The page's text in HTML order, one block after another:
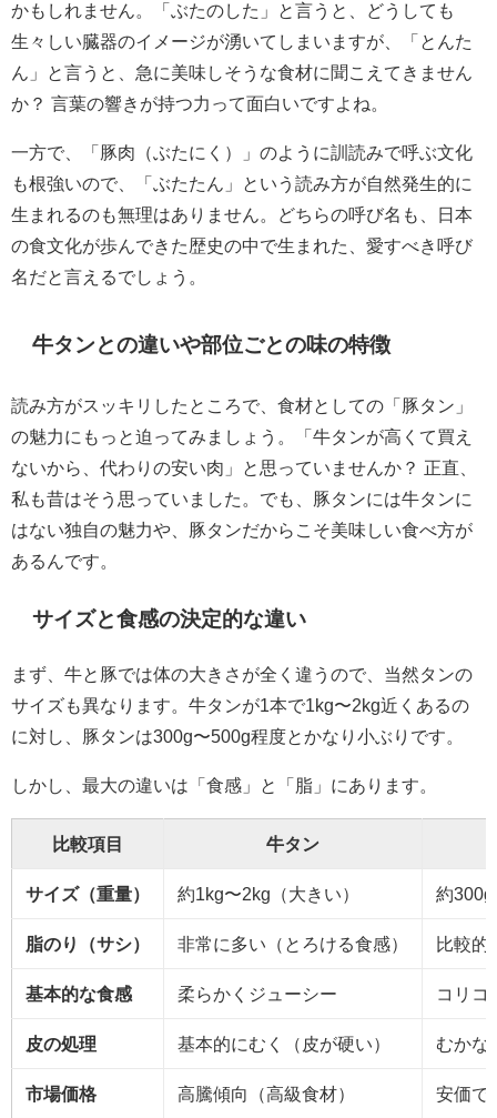
かもしれません。「ぶたのした」と言うと、どうしても
生々しい臓器のイメージが湧いてしまいますが、「とんた
ん」と言うと、急に美味しそうな食材に聞こえてきません
か？ 言葉の響きが持つ力って面白いですよね。
一方で、「豚肉（ぶたにく）」のように訓読みで呼ぶ文化
も根強いので、「ぶたたん」という読み方が自然発生的に
生まれるのも無理はありません。どちらの呼び名も、日本
の食文化が歩んできた歴史の中で生まれた、愛すべき呼び
名だと言えるでしょう。
牛タンとの違いや部位ごとの味の特徴
読み方がスッキリしたところで、食材としての「豚タン」
の魅力にもっと迫ってみましょう。「牛タンが高くて買え
ないから、代わりの安い肉」と思っていませんか？ 正直、
私も昔はそう思っていました。でも、豚タンには牛タンに
はない独自の魅力や、豚タンだからこそ美味しい食べ方が
あるんです。
サイズと食感の決定的な違い
まず、牛と豚では体の大きさが全く違うので、当然タンの
サイズも異なります。牛タンが1本で1kg〜2kg近くあるの
に対し、豚タンは300g〜500g程度とかなり小ぶりです。
しかし、最大の違いは「食感」と「脂」にあります。
比較項目 牛タン
サイズ（重量） 約1kg〜2kg（大きい） 約
脂のり（サシ） 非常に多い（とろける食感） 比較的
基本的な食感 柔らかくジューシー コリコ
皮の処理 基本的にむく（皮が硬い） むかな
市場価格 高騰傾向（高級食材） 安価で